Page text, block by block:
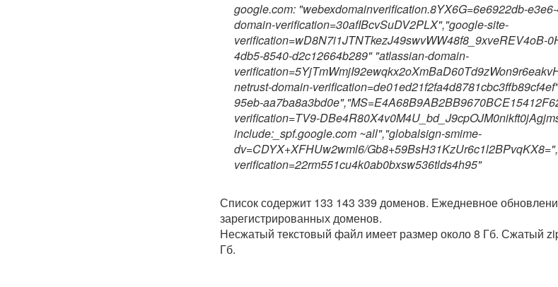
google.com: "webexdomainverification.8YX6G=6e6922db-
domain-verification=30afIBcvSuDV2PLX","google-site-
verification=wD8N7i1JTNTkezJ49swvWW48f8_9xveREV4oB-
4db5-8540-d2c12664b289" "atlassian-domain-
netrust-domain-
95eb-
verification=TV9-
include:_spf.google.com ~all","globalsign-smime-
dv=CDYX+XFHUw2wml6/
verification=22rm551cu4k0ab0bxsw536tlds4h95"
Список содержит 133 143 339 доменов. Ежедневное
зарегистрированных доменов.
Несжатый текстовый файл имеет размер около 8 Гб. Сжатый
Гб.